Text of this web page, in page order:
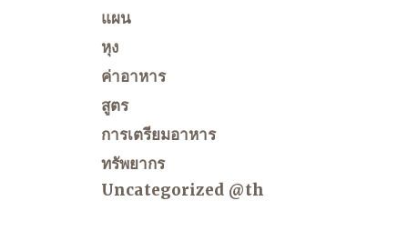
แผน
หุง
ค่าอาหาร
สูตร
การเตรียมอาหาร
ทรัพยากร
Uncategorized @th